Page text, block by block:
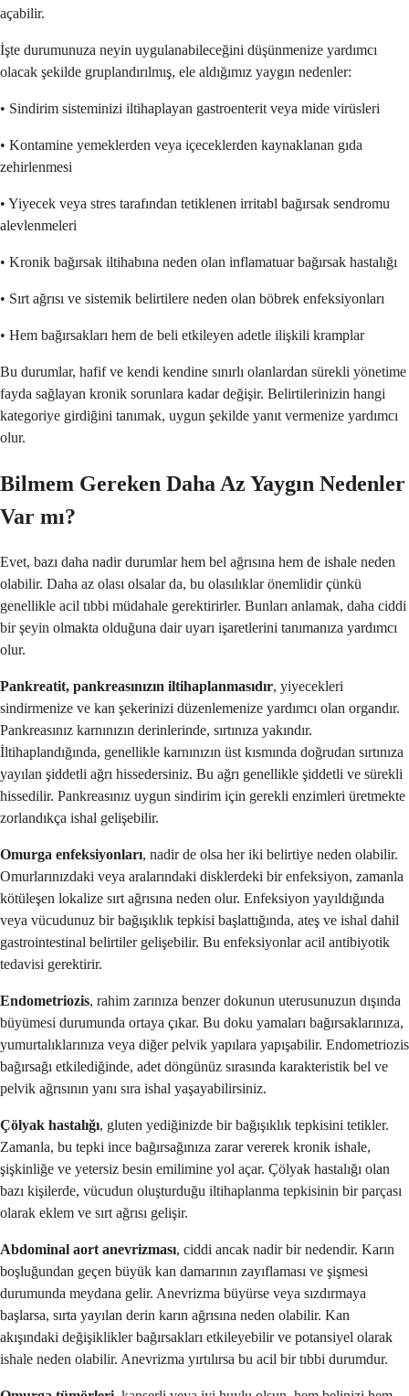
açabilir.
İşte durumunuza neyin uygulanabileceğini düşünmenize yardımcı
olacak şekilde gruplandırılmış, ele aldığımız yaygın nedenler:
• Sindirim sisteminizi iltihaplayan gastroenterit veya mide virüsleri
• Kontamine yemeklerden veya içeceklerden kaynaklanan gıda
zehirlenmesi
• Yiyecek veya stres tarafından tetiklenen irritabl bağırsak sendromu
alevlenmeleri
• Kronik bağırsak iltihabına neden olan inflamatuar bağırsak hastalığı
• Sırt ağrısı ve sistemik belirtilere neden olan böbrek enfeksiyonları
• Hem bağırsakları hem de beli etkileyen adetle ilişkili kramplar
Bu durumlar, hafif ve kendi kendine sınırlı olanlardan sürekli yönetime
fayda sağlayan kronik sorunlara kadar değişir. Belirtilerinizin hangi
kategoriye girdiğini tanımak, uygun şekilde yanıt vermenize yardımcı
olur.
Bilmem Gereken Daha Az Yaygın Nedenler
Var mı?
Evet, bazı daha nadir durumlar hem bel ağrısına hem de ishale neden
olabilir. Daha az olası olsalar da, bu olasılıklar önemlidir çünkü
genellikle acil tıbbi müdahale gerektirirler. Bunları anlamak, daha ciddi
bir şeyin olmakta olduğuna dair uyarı işaretlerini tanımanıza yardımcı
olur.
Pankreatit, pankreasınızın iltihaplanmasıdır, yiyecekleri
sindirmenize ve kan şekerinizi düzenlemenize yardımcı olan organdır.
Pankreasınız karnınızın derinlerinde, sırtınıza yakındır.
İltihaplandığında, genellikle karnınızın üst kısmında doğrudan sırtınıza
yayılan şiddetli ağrı hissedersiniz. Bu ağrı genellikle şiddetli ve sürekli
hissedilir. Pankreasınız uygun sindirim için gerekli enzimleri üretmekte
zorlandıkça ishal gelişebilir.
Omurga enfeksiyonları, nadir de olsa her iki belirtiye neden olabilir.
Omurlarınızdaki veya aralarındaki disklerdeki bir enfeksiyon, zamanla
kötüleşen lokalize sırt ağrısına neden olur. Enfeksiyon yayıldığında
veya vücudunuz bir bağışıklık tepkisi başlattığında, ateş ve ishal dahil
gastrointestinal belirtiler gelişebilir. Bu enfeksiyonlar acil antibiyotik
tedavisi gerektirir.
Endometriozis, rahim zarınıza benzer dokunun uterusunuzun dışında
büyümesi durumunda ortaya çıkar. Bu doku yamaları bağırsaklarınıza,
yumurtalıklarınıza veya diğer pelvik yapılara yapışabilir. Endometriozis
bağırsağı etkilediğinde, adet döngünüz sırasında karakteristik bel ve
pelvik ağrısının yanı sıra ishal yaşayabilirsiniz.
Çölyak hastalığı, gluten yediğinizde bir bağışıklık tepkisini tetikler.
Zamanla, bu tepki ince bağırsağınıza zarar vererek kronik ishale,
şişkinliğe ve yetersiz besin emilimine yol açar. Çölyak hastalığı olan
bazı kişilerde, vücudun oluşturduğu iltihaplanma tepkisinin bir parçası
olarak eklem ve sırt ağrısı gelişir.
Abdominal aort anevrizması, ciddi ancak nadir bir nedendir. Karın
boşluğundan geçen büyük kan damarının zayıflaması ve şişmesi
durumunda meydana gelir. Anevrizma büyürse veya sızdırmaya
başlarsa, sırta yayılan derin karın ağrısına neden olabilir. Kan
akışındaki değişiklikler bağırsakları etkileyebilir ve potansiyel olarak
ishale neden olabilir. Anevrizma yırtılırsa bu acil bir tıbbi durumdur.